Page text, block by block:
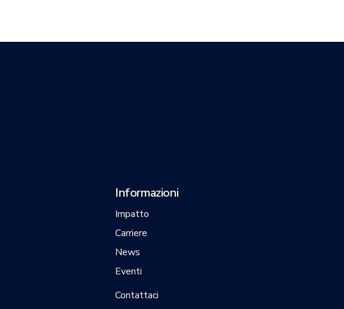
Informazioni
Impatto
Carriere
News
Eventi
Contattaci